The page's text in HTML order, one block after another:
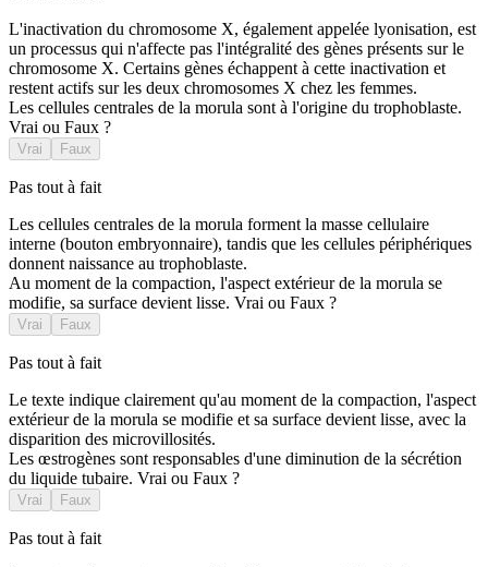
L'inactivation du chromosome X, également appelée lyonisation, est
un processus qui n'affecte pas l'intégralité des gènes présents sur le
chromosome X. Certains gènes échappent à cette inactivation et
restent actifs sur les deux chromosomes X chez les femmes.
Les cellules centrales de la morula sont à l'origine du trophoblaste.
Vrai ou Faux ?
Vrai Faux
Pas tout à fait
Les cellules centrales de la morula forment la masse cellulaire
interne (bouton embryonnaire), tandis que les cellules périphériques
donnent naissance au trophoblaste.
Au moment de la compaction, l'aspect extérieur de la morula se
modifie, sa surface devient lisse. Vrai ou Faux ?
Vrai Faux
Pas tout à fait
Le texte indique clairement qu'au moment de la compaction, l'aspect
extérieur de la morula se modifie et sa surface devient lisse, avec la
disparition des microvillosités.
Les œstrogènes sont responsables d'une diminution de la sécrétion
du liquide tubaire. Vrai ou Faux ?
Vrai Faux
Pas tout à fait